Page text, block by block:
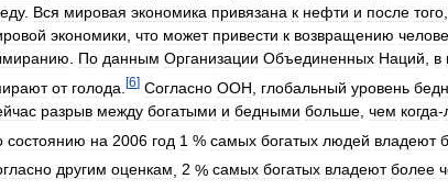
. Вся мировая экономика привязана к нефти и после того,
экономики, что может привести к возвращению
. По данным Организации Объединенных Наций, в
от голода [6] Согласно ООН глобальный уровень
разрыв между богатыми и бедными больше чем когда-
состоянию на 2006 год 1 % самых богатых людей владеют
другим оценкам 2 % самых богатых владеют более